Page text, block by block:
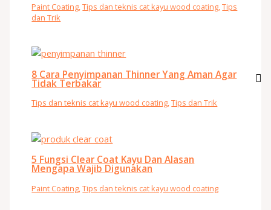
Paint Coating ,Tips dan teknis cat kayu wood coating ,Tips
dan Trik
8 Cara Penyimpanan Thinner Yang Aman Agar
Tidak Terbakar
Tips dan teknis cat kayu wood coating,Tips dan Trik
5 Fungsi Clear Coat Kayu Dan Alasan
Mengapa Wajib Digunakan
Paint Coating,Tips dan teknis cat kayu wood coating